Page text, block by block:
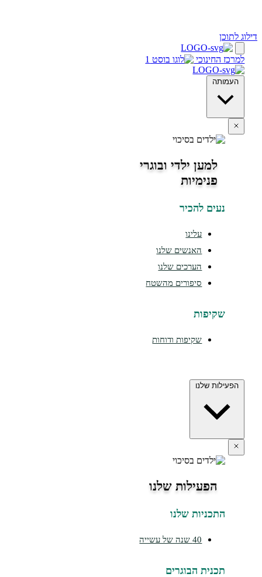
לתוכן
החינוכי
העמותה
למען ילדי ובוגרי
פנימיות
נעים להכיר
עלינו
האנשים שלנו
הערכים שלנו
סיפורים מהשטח
שקיפות
שקיפות ודוחות
הפעילות שלנו
הפעילות שלנו
התכניות שלנו
תכנית הבוגרים